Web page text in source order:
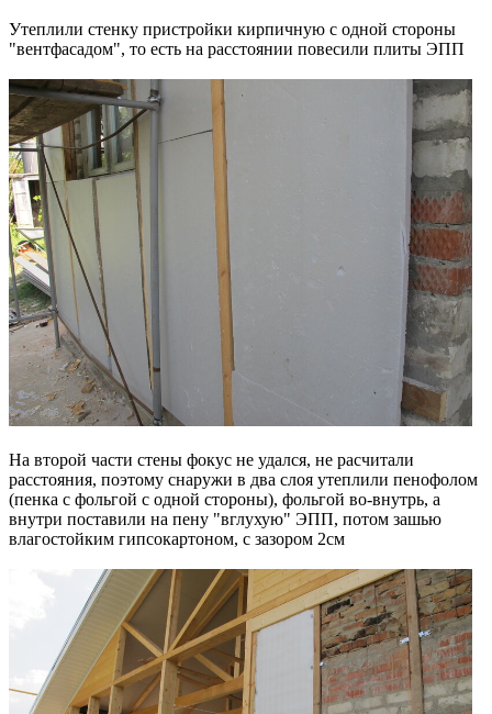
Утеплили стенку пристройки кирпичную с одной стороны
"вентфасадом", то есть на расстоянии повесили плиты ЭПП
На второй части стены фокус не удался, не расчитали
расстояния, поэтому снаружи в два слоя утеплили пенофолом
(пенка с фольгой с одной стороны), фольгой во-внутрь, а
внутри поставили на пену "вглухую" ЭПП, потом зашью
влагостойким гипсокартоном, с зазором 2см